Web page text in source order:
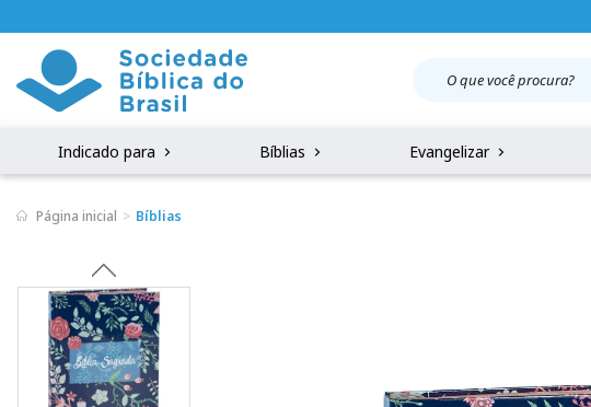
Indicado para Bíblias Evangelizar
Página inicial Bíblias